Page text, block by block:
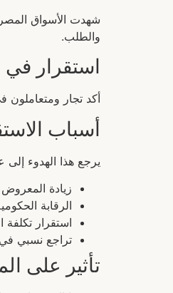
شهدت الأسواق
والطلب.
استقرار في
أكد تجار ومتعاملون
أسباب
يرجع هذا الهدوء إلى
زيادة
الرقابة
استقرار تكلفة
تراجع نسبي
تأثير على